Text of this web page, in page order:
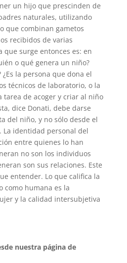
un hijo que prescinden de
naturales, utilizando
que combinan gametos
recibidos de varias
que surge entonces es: en
o qué genera un niño?
¿Es la persona que dona el
técnicos de laboratorio, o la
tarea de acoger y criar al niño
dice Donati, debe darse
del niño, y no sólo desde el
La identidad personal del
entre quienes lo han
no son los individuos
son sus relaciones. Este
entender. Lo que califica la
como humana es la
y la calidad intersubjetiva
nuestra página de